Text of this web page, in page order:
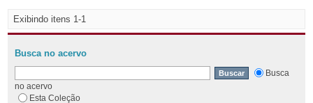
Exibindo itens 1-1
Busca no acervo
Busca
no acervo
Esta Coleção